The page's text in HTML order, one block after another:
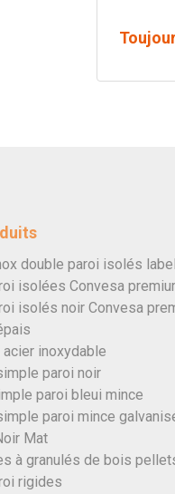
double paroi isolés
isolées Convesa
isolés noir Convesa
inoxydable
paroi noir
paroi bleui mince
paroi mince
Mat
à granulés de bois
rigides